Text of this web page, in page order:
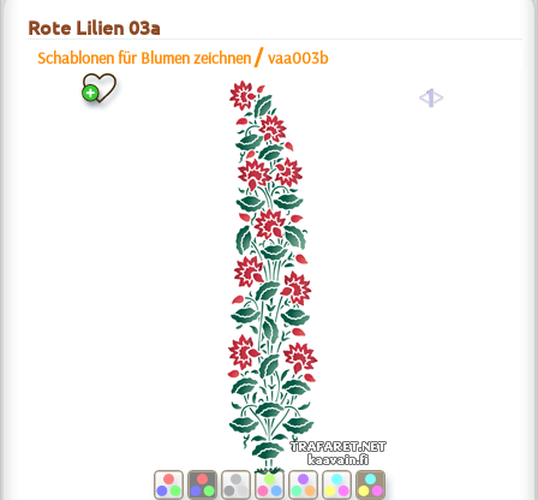
Rote Lilien 03a
Schablonen für Blumen zeichnen /vaa003b
a